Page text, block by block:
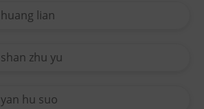
huang lian
shan zhu yu
yan hu suo